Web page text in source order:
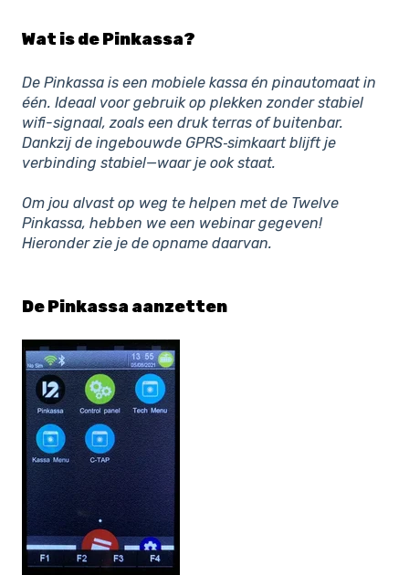
Wat is de Pinkassa?
De Pinkassa is een mobiele kassa én pinautomaat in
één. Ideaal voor gebruik op plekken zonder stabiel
wifi-signaal, zoals een druk terras of buitenbar.
Dankzij de ingebouwde GPRS‑simkaart blijft je
verbinding stabiel—waar je ook staat.
Om jou alvast op weg te helpen met de Twelve
Pinkassa, hebben we een webinar gegeven!
Hieronder zie je de opname daarvan.
De Pinkassa aanzetten